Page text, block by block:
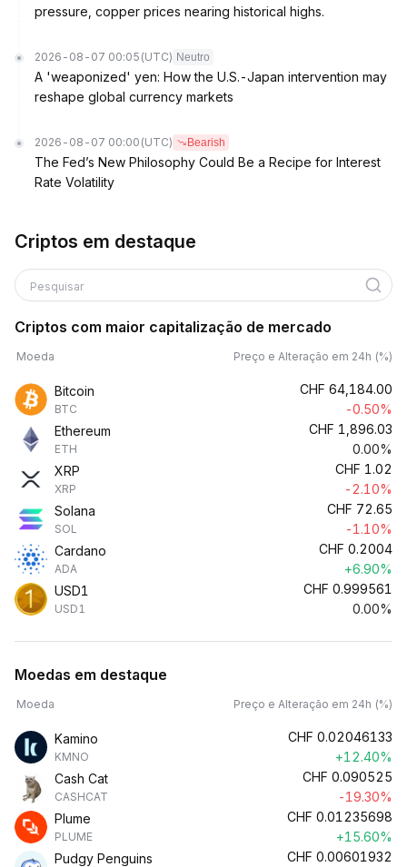
pressure, copper prices nearing historical highs.
2026-08-07 00:05 (UTC) Neutro
A 'weaponized' yen: How the U.S.-Japan intervention may
reshape global currency markets
2026-08-07 00:00 (UTC) Bearish
The Fed’s New Philosophy Could Be a Recipe for Interest
Rate Volatility
Criptos em destaque
Pesquisar
Criptos com maior capitalização de mercado
Moeda Preço e Alteração em 24h (%)
Bitcoin
BTC
CHF 64,184.00
-0.50%
Ethereum
ETH
CHF 1,896.03
0.00%
XRP
XRP
CHF 1.02
-2.10%
Solana
SOL
CHF 72.65
-1.10%
Cardano
ADA
CHF 0.2004
+6.90%
USD1
USD1
CHF 0.999561
0.00%
Moedas em destaque
Moeda Preço e Alteração em 24h (%)
Kamino
KMNO
CHF 0.02046133
+12.40%
Cash Cat
CASHCAT
CHF 0.090525
-19.30%
Plume
PLUME
CHF 0.01235698
+15.60%
Pudgy Penguins
CHF 0.00601932